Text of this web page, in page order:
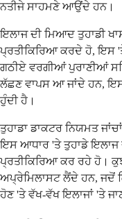
ਨਤੀਜੇ ਸਾਹਮਣੇ ਆਉਂਦੇ ਹਨ।
ਇਲਾਜ ਦੀ ਮਿਆਦ ਤੁਹਾਡੀ
ਪ੍ਰਤੀਕਿਰਿਆ ਕਰਦੇ ਹੋ, ਇਸ
ਗਠੀਏ ਵਰਗੀਆਂ ਪੁਰਾਣੀਆਂ
ਲੱਛਣ ਵਾਪਸ ਆ ਜਾਂਦੇ ਹਨ,
ਹੁੰਦੀ ਹੈ।
ਤੁਹਾਡਾ ਡਾਕਟਰ ਨਿਯਮਤ
ਇਸ ਆਧਾਰ 'ਤੇ ਤੁਹਾਡੇ ਇਲਾਜ
ਪ੍ਰਤੀਕਿਰਿਆ ਕਰ ਰਹੇ ਹੋ।
ਅਪ੍ਰੇਮਿਲਾਸਟ ਲੈਂਦੇ ਹਨ, ਜਦੋਂ
ਹੋਣ 'ਤੇ ਵੱਖ-ਵੱਖ ਇਲਾਜਾਂ 'ਤੇ